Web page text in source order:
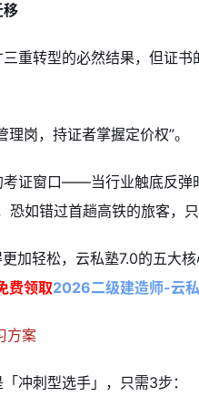
移
重转型的必然结果，但证
岗，持证者掌握定价权”。
考证窗口——当行业触底反弹
如错过首趟高铁的旅客，
加轻松，云私塾7.0的五大
费领取2026二级建造师-云
方案
冲刺型选手」，只需3步：